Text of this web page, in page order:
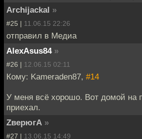
Archijackal »
#25 | 11.06.15 22:26
отправил в Медиа
AlexAsus84 »
#26 | 12.06.15 02:11
Кому: Kameraden87, #14
У меня всё хорошо. Вот домой на
приехал.
ZверюгА »
#27 | 13.06.15 14:49